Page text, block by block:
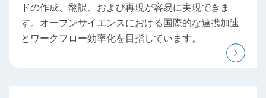
ドの作成、翻訳、および再現が容易に実現できま
す。オープンサイエンスにおける国際的な連携加速
とワークフロー効率化を目指しています。